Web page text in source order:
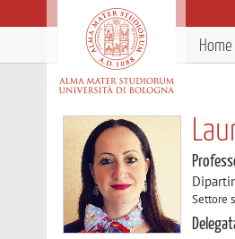
Home
Settore